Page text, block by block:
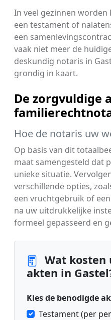
In veel gezinnen
een testament of
een
vaak niet meer de
deskundig notaris in
grondig in kaart.
De zorgvuldige
Hoe de notaris uw
Op basis van dit
maat samengesteld dat
unieke situatie.
verschillende opties,
een vruchtgebruik of
na uw uitdrukkelijke
formeel gepasseerd en
Wat
akten in
Kies de benodigde
Testament (per